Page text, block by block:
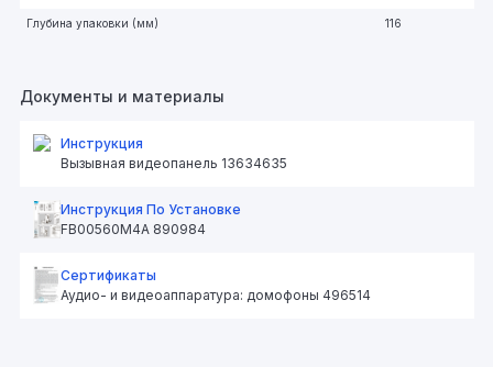
Глубина упаковки (мм) 116
Документы и материалы
Инструкция
Вызывная видеопанель 13634635
Инструкция По Установке
FB00560M4A 890984
Сертификаты
Аудио- и видеоаппаратура: домофоны 496514